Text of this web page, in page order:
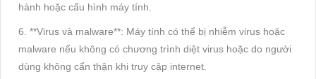
hành hoặc cấu hình máy tính.
6. **Virus và malware**: Máy tính có thể bị nhiễm virus hoặc
malware nếu không có chương trình diệt virus hoặc do người
dùng không cẩn thận khi truy cập internet.